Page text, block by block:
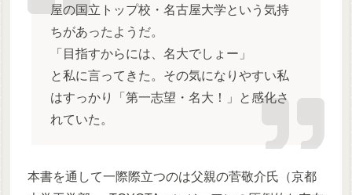
屋の国立トップ校・名古屋大学という気持
ちがあったようだ。
「目指すからには、名大でしょー」
と私に言ってきた。その気になりやすい私
はすっかり「第一志望・名大！」と感化さ
れていた。
本書を通して一際際立つのは父親の菅敬介氏（京都